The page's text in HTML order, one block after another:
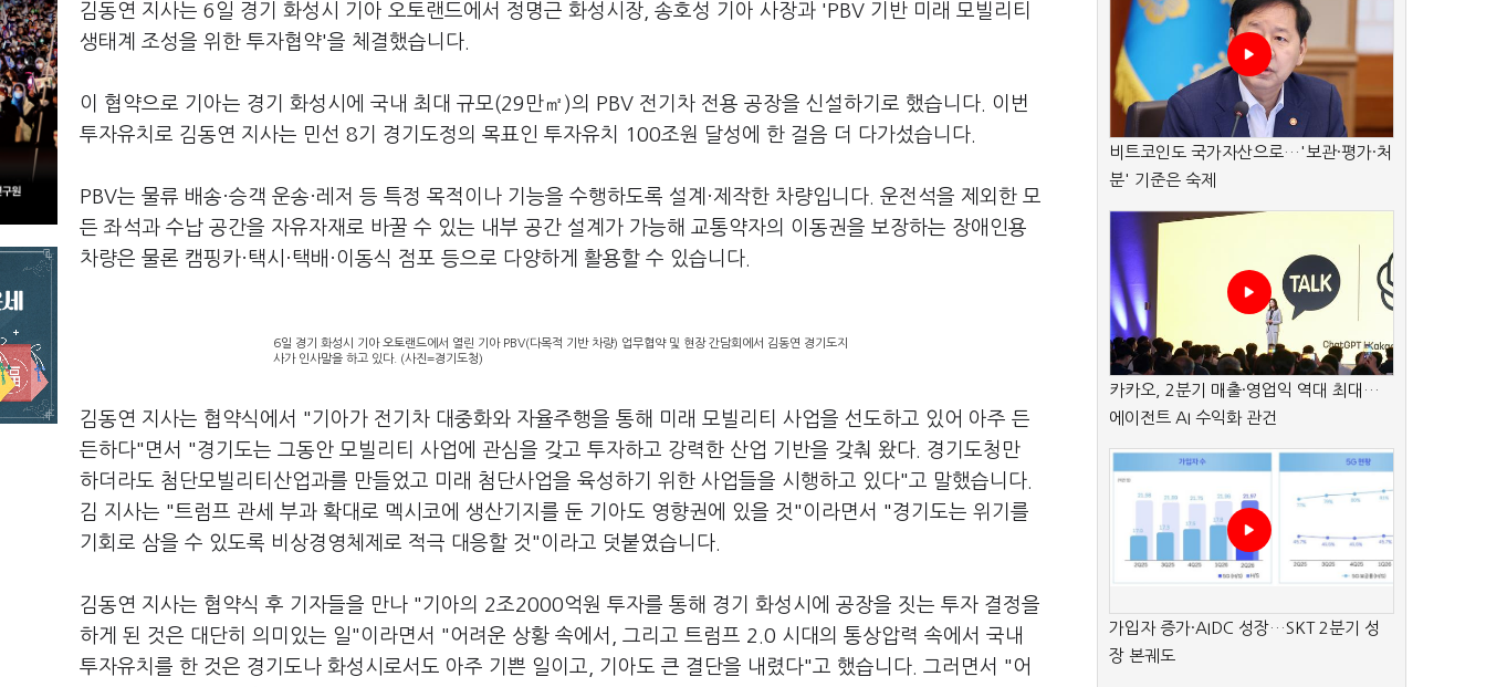
김동연 지사는 6일 경기 화성시 기아 오토랜드에서 정명근 화성시장, 송호성 기아 사장과 'PBV 기반 미래 모빌리티
생태계 조성을 위한 투자협약'을 체결했습니다.
이 협약으로 기아는 경기 화성시에 국내 최대 규모(29만㎡)의 PBV 전기차 전용 공장을 신설하기로 했습니다. 이번
투자유치로 김동연 지사는 민선 8기 경기도정의 목표인 투자유치 100조원 달성에 한 걸음 더 다가섰습니다.
PBV는 물류 배송·승객 운송·레저 등 특정 목적이나 기능을 수행하도록 설계·제작한 차량입니다. 운전석을 제외한 모
든 좌석과 수납 공간을 자유자재로 바꿀 수 있는 내부 공간 설계가 가능해 교통약자의 이동권을 보장하는 장애인용
차량은 물론 캠핑카·택시·택배·이동식 점포 등으로 다양하게 활용할 수 있습니다.
6일 경기 화성시 기아 오토랜드에서 열린 기아 PBV(다목적 기반 차량) 업무협약 및 현장 간담회에서 김동연 경기도지
사가 인사말을 하고 있다. (사진=경기도청)
김동연 지사는 협약식에서 "기아가 전기차 대중화와 자율주행을 통해 미래 모빌리티 사업을 선도하고 있어 아주 든
든하다"면서 "경기도는 그동안 모빌리티 사업에 관심을 갖고 투자하고 강력한 산업 기반을 갖춰 왔다. 경기도청만
하더라도 첨단모빌리티산업과를 만들었고 미래 첨단사업을 육성하기 위한 사업들을 시행하고 있다"고 말했습니다.
김 지사는 "트럼프 관세 부과 확대로 멕시코에 생산기지를 둔 기아도 영향권에 있을 것"이라면서 "경기도는 위기를
기회로 삼을 수 있도록 비상경영체제로 적극 대응할 것"이라고 덧붙였습니다.
김동연 지사는 협약식 후 기자들을 만나 "기아의 2조2000억원 투자를 통해 경기 화성시에 공장을 짓는 투자 결정을
하게 된 것은 대단히 의미있는 일"이라면서 "어려운 상황 속에서, 그리고 트럼프 2.0 시대의 통상압력 속에서 국내
투자유치를 한 것은 경기도나 화성시로서도 아주 기쁜 일이고, 기아도 큰 결단을 내렸다"고 했습니다. 그러면서 "어
비트코인도 국가자산으로…'보관·평가·처
분' 기준은 숙제
카카오, 2분기 매출·영업익 역대 최대…
에이전트 AI 수익화 관건
가입자 증가·AIDC 성장…SKT 2분기 성
장 본궤도